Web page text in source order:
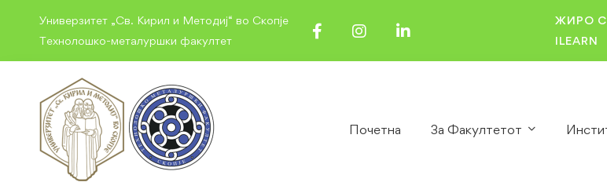
Универзитет „Св. Кирил и Методиј“ во Скопје
Технолошко-металуршки факултет
ЖИРО
ILEARN
Почетна За Факултетот